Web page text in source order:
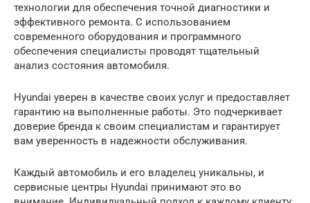
технологии для обеспечения точной диагностики и
эффективного ремонта. С использованием
современного оборудования и программного
обеспечения специалисты проводят тщательный
анализ состояния автомобиля.
Hyundai уверен в качестве своих услуг и предоставляет
гарантию на выполненные работы. Это подчеркивает
доверие бренда к своим специалистам и гарантирует
вам уверенность в надежности обслуживания.
Каждый автомобиль и его владелец уникальны, и
сервисные центры Hyundai принимают это во